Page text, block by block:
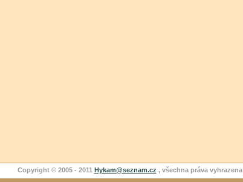
Copyright © 2005 - 2011 Hykam@seznam.cz , všechna práva vyhrazena